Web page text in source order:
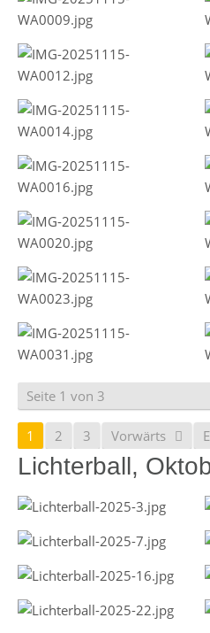
Seite 1 von 3
1 2 3 Vorwärts
Lichterball,